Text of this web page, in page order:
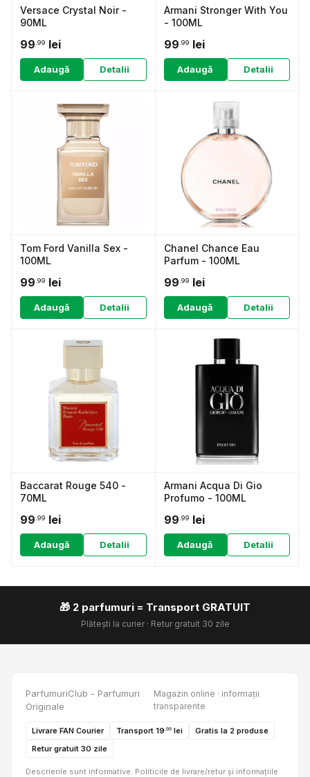
Versace Crystal Noir -
90ML
99 .99 lei
Adaugă Detalii
Armani Stronger With You
- 100ML
99 .99 lei
Adaugă Detalii
Tom Ford Vanilla Sex -
100ML
99 .99 lei
Adaugă Detalii
Chanel Chance Eau
Parfum - 100ML
99 .99 lei
Adaugă Detalii
Baccarat Rouge 540 -
70ML
99 .99 lei
Adaugă Detalii
Armani Acqua Di Gio
Profumo - 100ML
99 .99 lei
Adaugă Detalii
🎁 2 parfumuri = Transport GRATUIT
Plătești la curier · Retur gratuit 30 zile
ParfumuriClub - Parfumuri
Originale
Magazin online · informații
transparente
Livrare FAN Courier Transport 19.99 lei
Gratis la 2 produse
Retur gratuit 30 zile
Descrierile sunt informative. Politicile de livrare/retur și informațiile